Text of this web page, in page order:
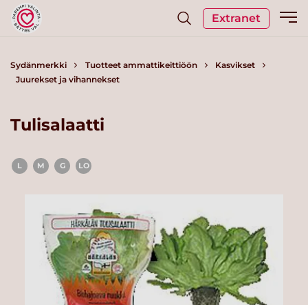
Extranet
Sydänmerkki Tuotteet ammattikeittiöön
Kasvikset
Juurekset ja vihannekset
Tulisalaatti
L M G LO